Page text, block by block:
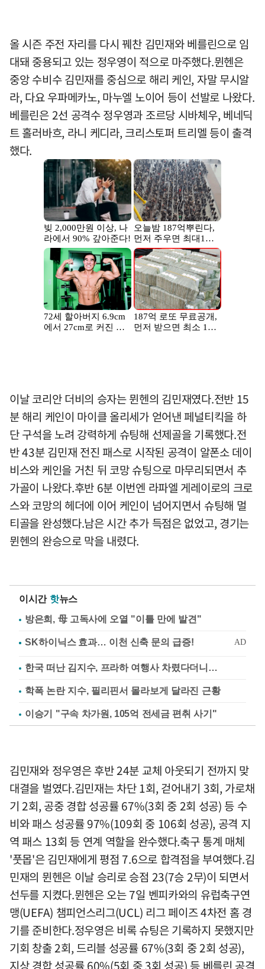
올 시즌 주전 자리를 다시 꿰찬 김민재와 베를린으로 임
대돼 중용되고 있는 정우영이 적으로 마주했다.뮌헨은
중앙 수비수 김민재를 중심으로 해리 케인, 자말 무시알
라, 다요 우파메카노, 마누엘 노이어 등이 선발로 나왔다.
베를린은 2선 공격수 정우영과 조르당 시바체우, 베네딕
트 홀러바흐, 라니 케디라, 크리스토퍼 트리멜 등이 출격
했다.
이날 코리안 더비의 승자는 뮌헨의 김민재였다.전반 15
분 해리 케인이 마이클 올리세가 얻어낸 페널티킥을 하
단 구석을 노려 강력하게 슈팅해 선제골을 기록했다.전
반 43분 김민재 전진 패스로 시작된 공격이 알폰소 데이
비스와 케인을 거친 뒤 코망 슈팅으로 마무리되면서 추
가골이 나왔다.후반 6분 이번엔 라파엘 게레이로의 크로
스와 코망의 헤더에 이어 케인이 넘어지면서 슈팅해 멀
티골을 완성했다.남은 시간 추가 득점은 없었고, 경기는
뮌헨의 완승으로 막을 내렸다.
이시간 핫뉴스
방은희, 母 고독사에 오열 "이틀 만에 발견"
한국 떠난 김지수, 프라하 여행사 차렸다더니…
학폭 논란 지수, 필리핀서 몰라보게 달라진 근황
이승기 "구속 차가원, 105억 전세금 편취 사기"
김민재와 정우영은 후반 24분 교체 아웃되기 전까지 맞
대결을 벌였다.김민재는 차단 1회, 걷어내기 3회, 가로채
기 2회, 공중 경합 성공률 67%(3회 중 2회 성공) 등 수
비와 패스 성공률 97%(109회 중 106회 성공), 공격 지
역 패스 13회 등 연계 역할을 완수했다.축구 통계 매체
'풋몹'은 김민재에게 평점 7.6으로 합격점을 부여했다.김
민재의 뮌헨은 이날 승리로 승점 23(7승 2무)이 되면서
선두를 지켰다.뮌헨은 오는 7일 벤피카와의 유럽축구연
맹(UEFA) 챔피언스리그(UCL) 리그 페이즈 4차전 홈 경
기를 준비한다.정우영은 비록 슈팅은 기록하지 못했지만
기회 창출 2회, 드리블 성공률 67%(3회 중 2회 성공),
지상 경합 성공률 60%(5회 중 3회 성공) 등 베를린 공격